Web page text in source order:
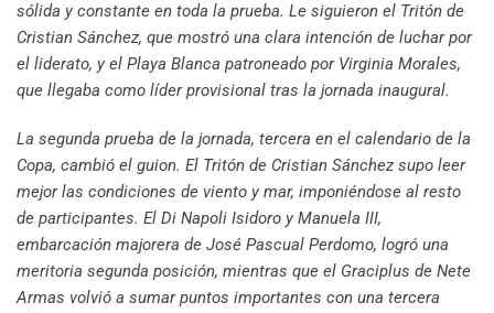
sólida y constante en toda la prueba. Le siguieron el Tritón de
Cristian Sánchez, que mostró una clara intención de luchar por
el liderato, y el Playa Blanca patroneado por Virginia Morales,
que llegaba como líder provisional tras la jornada inaugural.
La segunda prueba de la jornada, tercera en el calendario de la
Copa, cambió el guion. El Tritón de Cristian Sánchez supo leer
mejor las condiciones de viento y mar, imponiéndose al resto
de participantes. El Di Napoli Isidoro y Manuela III,
embarcación majorera de José Pascual Perdomo, logró una
meritoria segunda posición, mientras que el Graciplus de Nete
Armas volvió a sumar puntos importantes con una tercera